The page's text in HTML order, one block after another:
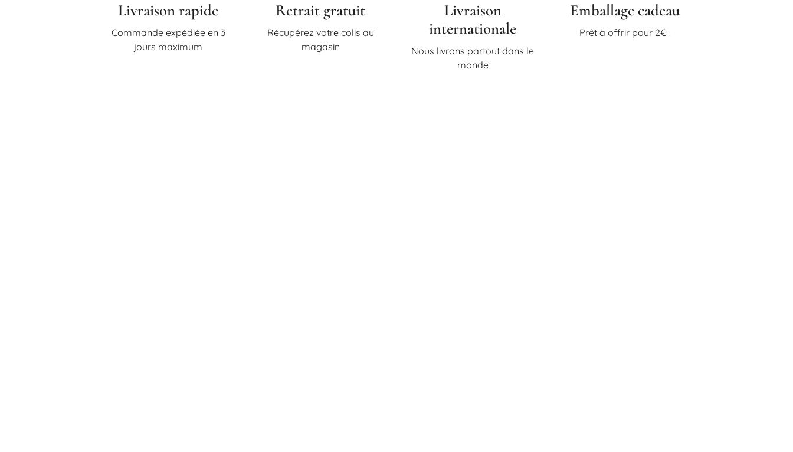
Livraison rapide
Commande expédiée en 3
jours maximum
Retrait gratuit
Récupérez votre colis au
magasin
Livraison
internationale
Nous livrons partout dans le
monde
Emballage cadeau
Prêt à offrir pour 2€ !